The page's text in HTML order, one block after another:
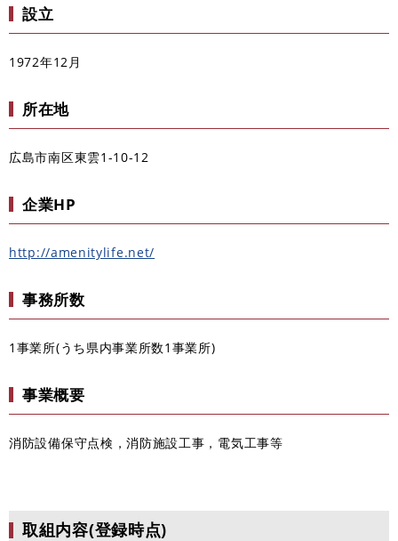
設立
1972年12月
所在地
広島市南区東雲1-10-12
企業HP
http://amenitylife.net/
事務所数
1事業所(うち県内事業所数1事業所)
事業概要
消防設備保守点検，消防施設工事，電気工事等
取組内容(登録時点)